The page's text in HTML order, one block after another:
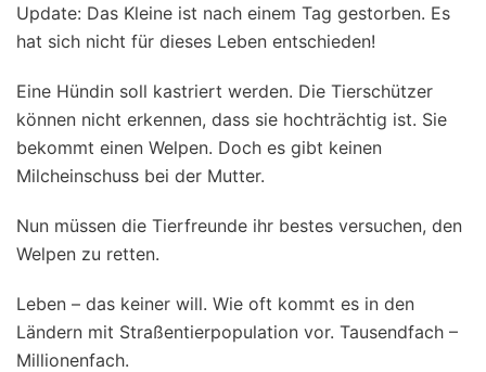
Update: Das Kleine ist nach einem Tag gestorben. Es
hat sich nicht für dieses Leben entschieden!
Eine Hündin soll kastriert werden. Die Tierschützer
können nicht erkennen, dass sie hochträchtig ist. Sie
bekommt einen Welpen. Doch es gibt keinen
Milcheinschuss bei der Mutter.
Nun müssen die Tierfreunde ihr bestes versuchen, den
Welpen zu retten.
Leben – das keiner will. Wie oft kommt es in den
Ländern mit Straßentierpopulation vor. Tausendfach –
Millionenfach.